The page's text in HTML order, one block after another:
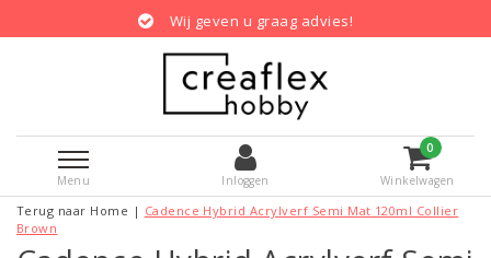
Wij geven u graag advies!
Menu Inloggen
0
Winkelwagen
Terug naar Home | Cadence Hybrid Acrylverf Semi Mat 120ml Collier
Brown